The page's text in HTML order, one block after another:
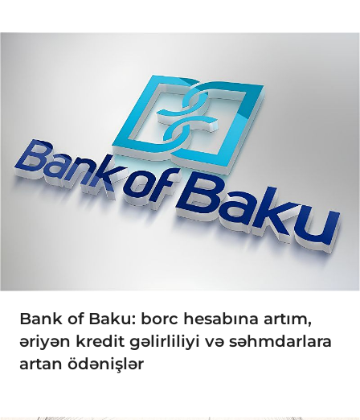
Bank of Baku: borc hesabına artım,
əriyən kredit gəlirliliyi və səhmdarlara
artan ödənişlər